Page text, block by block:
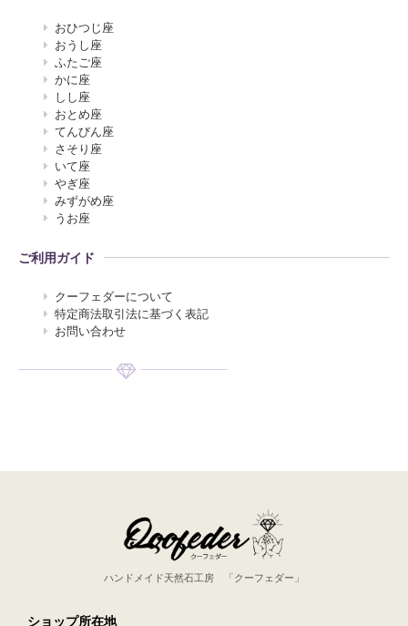
おひつじ座
おうし座
ふたご座
かに座
しし座
おとめ座
てんびん座
さそり座
いて座
やぎ座
みずがめ座
うお座
ご利用ガイド
クーフェダーについて
特定商法取引法に基づく表記
お問い合わせ
ハンドメイド天然石工房 「クーフェダー」
ショップ所在地